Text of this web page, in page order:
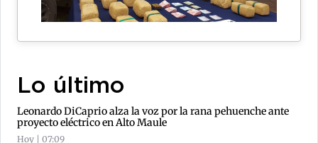
Lo último
Leonardo DiCaprio alza la voz por la rana pehuenche ante
proyecto eléctrico en Alto Maule
Hoy | 07:09